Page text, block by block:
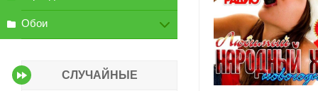
Обои
СЛУЧАЙНЫЕ